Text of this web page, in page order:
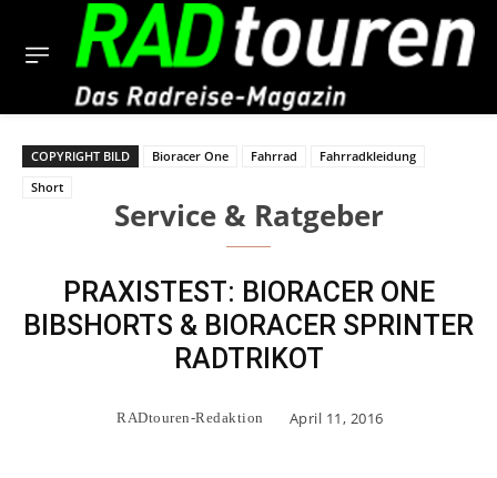
COPYRIGHT BILD Bioracer One Fahrrad
Fahrradkleidung
Short
Service & Ratgeber
PRAXISTEST: BIORACER ONE
BIBSHORTS & BIORACER SPRINTER
RADTRIKOT
RADtouren-Redaktion April 11, 2016